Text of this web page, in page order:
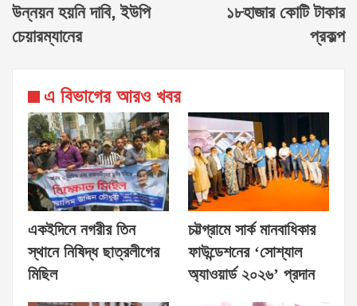
উন্নয়ন হয়নি দাবি, ইউপি
চেয়ারম্যানের
১৮হাজার কোটি টাকার
প্রকল্প
এ বিভাগের আরও খবর
একইদিনে নগরীর তিন
স্থানে নিষিদ্ধ ছাত্রলীগের
মিছিল
চট্টগ্রামে সার্ক মানবাধিকার
ফাউন্ডেশনের ‘সোশ্যাল
অ্যাওয়ার্ড ২০২৬’ প্রদান